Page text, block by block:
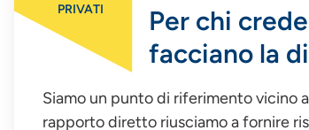
PRIVATI
Per chi
facciano la
Siamo un punto di riferimento vicino
rapporto diretto riusciamo a fornire